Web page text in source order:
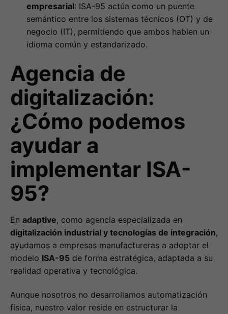
empresarial: ISA-95 actúa como un puente
semántico entre los sistemas técnicos (OT) y de
negocio (IT), permitiendo que ambos hablen un
idioma común y estandarizado.
Agencia de
digitalización:
¿Cómo podemos
ayudar a
implementar ISA-
95?
En adaptive, como agencia especializada en
digitalización industrial y tecnologías de integración,
ayudamos a empresas manufactureras a adoptar el
modelo ISA-95 de forma estratégica, adaptada a su
realidad operativa y tecnológica.
Aunque nosotros no desarrollamos automatización
física, nuestro valor reside en estructurar la